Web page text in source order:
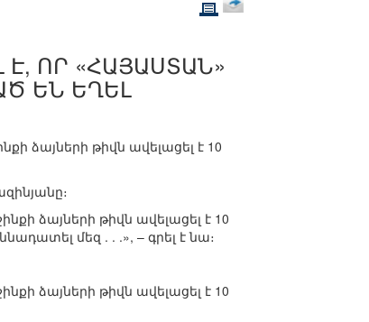
ՈՐ «ՀԱՅԱՍՏԱՆ»
ԵՆ ԵՂԵԼ
ձայների թիվն ավելացել է 10
ձայների թիվն ավելացել է 10
մեզ . . .», – գրել է նա։
ձայների թիվն ավելացել է 10